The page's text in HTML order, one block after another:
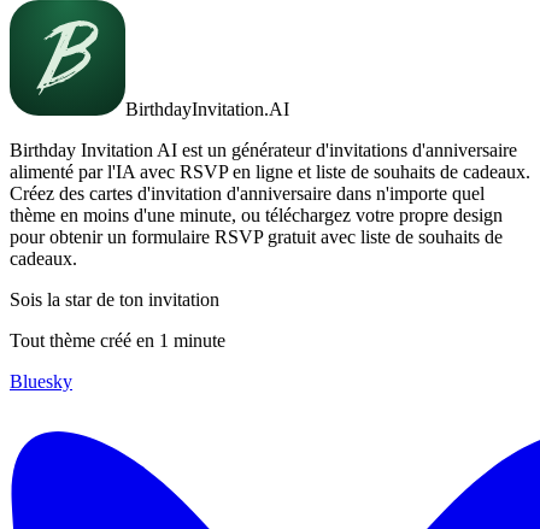
BirthdayInvitation.AI
Birthday Invitation AI est un générateur d'invitations d'anniversaire
alimenté par l'IA avec RSVP en ligne et liste de souhaits de cadeaux.
Créez des cartes d'invitation d'anniversaire dans n'importe quel
thème en moins d'une minute, ou téléchargez votre propre design
pour obtenir un formulaire RSVP gratuit avec liste de souhaits de
cadeaux.
Sois la star de ton invitation
Tout thème créé en 1 minute
Bluesky